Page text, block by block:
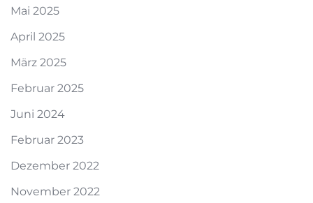
Mai 2025
April 2025
März 2025
Februar 2025
Juni 2024
Februar 2023
Dezember 2022
November 2022